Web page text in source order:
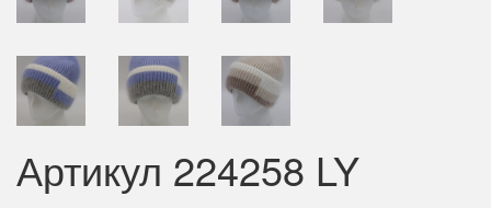
Артикул 224258 LY